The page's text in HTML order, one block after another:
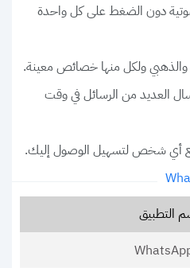
دون الضغط على كل واحدة
والذهبي ولكل منها خصائص معينة.
العديد من الرسائل في وقت
أي شخص لتسهيل الوصول إليك.
التطبيق